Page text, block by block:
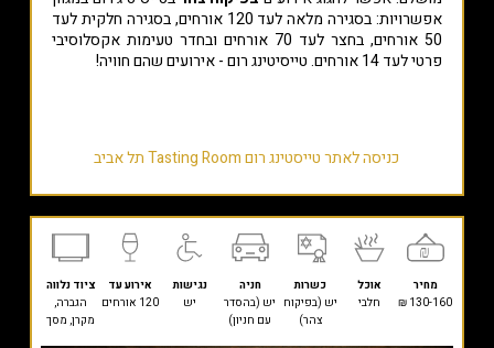
אפשרויות: בסגירה מלאה לעד 120 אורחים, בסגירה חלקית לעד
50 אורחים, בחצר לעד 70 אורחים ובחדר טעימות אקסלוסיבי
פרטי לעד 14 אורחים. טייסיטינג רום - אירועים שהם חוויה!
כניסה לאתר טייסטינג רום Tasting Room תל אביב
מחיר אוכל כשרות חניה נגישות אירוע עד
ציוד נלווה
130-160 ₪
חלבי
יש (בפיקוח
צהר)
יש (בהסדר
עם חניון)
יש 120 אורחים
הגברה,
מקרן, מסך